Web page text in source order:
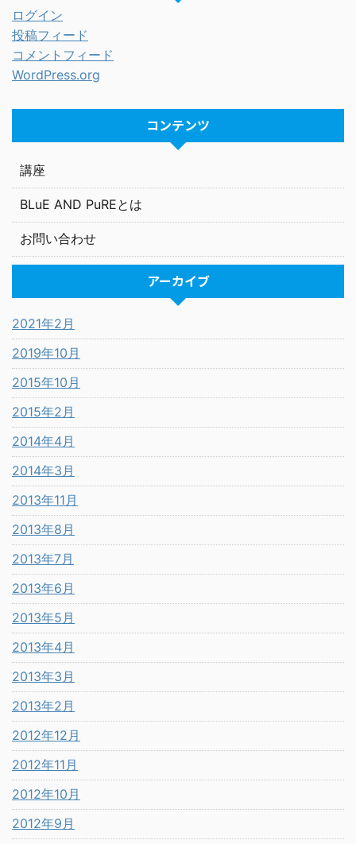
ログイン
投稿フィード
コメントフィード
WordPress.org
コンテンツ
講座
BLuE AND PuREとは
お問い合わせ
アーカイブ
2021年2月
2019年10月
2015年10月
2015年2月
2014年4月
2014年3月
2013年11月
2013年8月
2013年7月
2013年6月
2013年5月
2013年4月
2013年3月
2013年2月
2012年12月
2012年11月
2012年10月
2012年9月